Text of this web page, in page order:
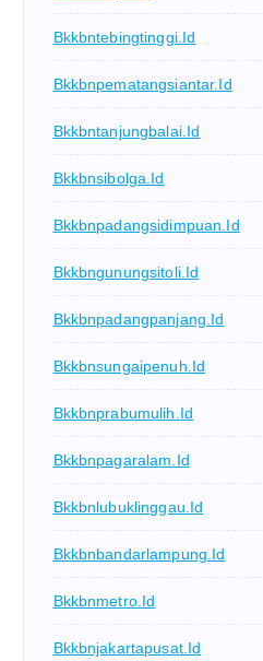
Bkkbntebingtinggi.id
Bkkbnpematangsiantar.id
Bkkbntanjungbalai.id
Bkkbnsibolga.id
Bkkbnpadangsidimpuan.id
Bkkbngunungsitoli.id
Bkkbnpadangpanjang.id
Bkkbnsungaipenuh.id
Bkkbnprabumulih.id
Bkkbnpagaralam.id
Bkkbnlubuklinggau.id
Bkkbnbandarlampung.id
Bkkbnmetro.id
Bkkbnjakartapusat.id